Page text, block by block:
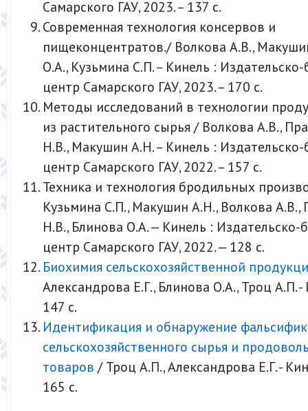
Самарского ГАУ, 2023. – 137 с.
Современная технология консервов и
пищеконцентратов./ Волкова А.В.,
О.А., Кузьмина С.П. – Кинель :
центр Самарского ГАУ, 2023. – 170 с.
Методы исследований в технологии
из растительного сырья / Волкова А.В.,
Н.В., Макушин А.Н. – Кинель :
центр Самарского ГАУ, 2022. – 157 с.
Техника и технология бродильных
Кузьмина С.П., Макушин А.Н., Волкова А.В.,
Н.В., Блинова О.А. — Кинель : Издательско-
центр Самарского ГАУ, 2022. — 128 с.
Биохимия сельскохозяйственной
Александрова Е.Г., Блинова О.А., Троц А.П. -
147 с.
Идентификация и обнаружение
сельскохозяйственного сырья и
товаров / Троц А.П., Александрова Е.Г. -
165 с.